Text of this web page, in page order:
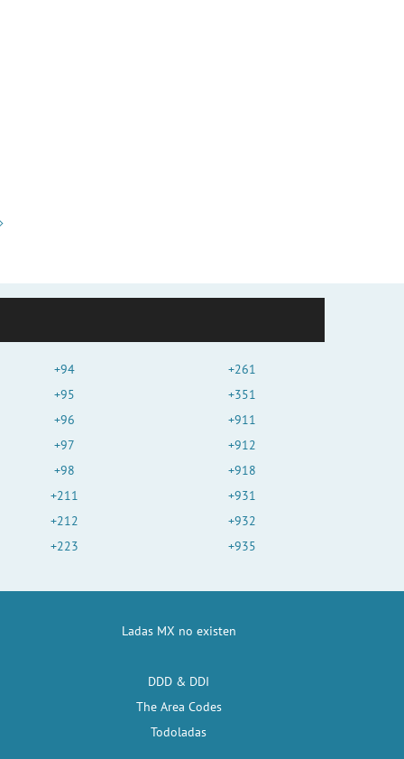
+94
+95
+96
+97
+98
+211
+212
+223
+261
+351
+911
+912
+918
+931
+932
+935
Ladas MX no existen
DDD & DDI
The Area Codes
Todoladas